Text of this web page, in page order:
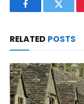
FacebookTwitter
RELATED POSTS